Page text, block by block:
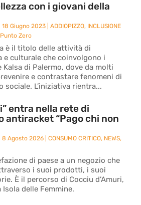
con i giovani della
|18 Giugno 2023 |ADDIOPIZZO, INCLUSIONE
Zero
è il titolo delle attività di
e culturale che coinvolgono i
di Palermo, dove da molti
e contrastare fenomeni di
sociale. L’iniziativa rientra...
entra nella rete di
antiracket “Pago chi non
|8 Agosto 2026 |CONSUMO CRITICO, NEWS,
di paese a un negozio che
i suoi prodotti, i suoi
È il percorso di Cocciu d’Amuri,
Isola delle Femmine.